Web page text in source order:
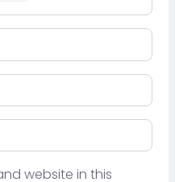
website in this